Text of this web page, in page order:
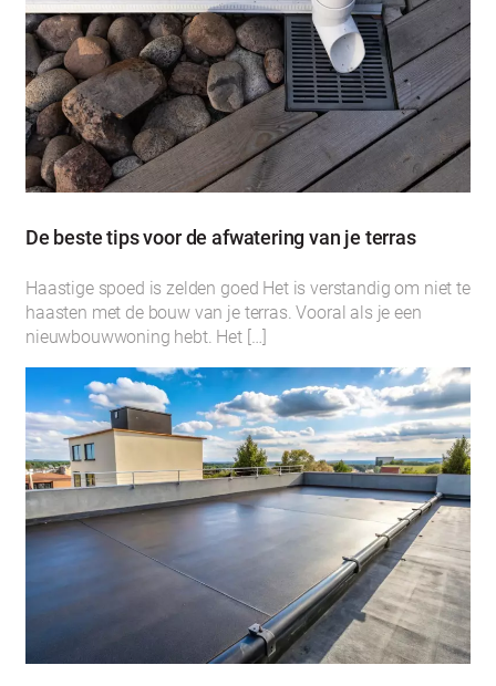
De beste tips voor de afwatering van je terras
Haastige spoed is zelden goed Het is verstandig om niet te
haasten met de bouw van je terras. Vooral als je een
nieuwbouwwoning hebt. Het […]